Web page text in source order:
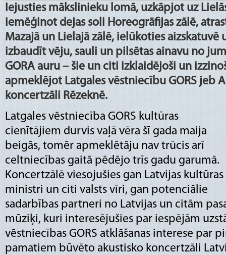
Iejusties mākslinieku lomā, uzkāpjot uz
iemēģinot dejas soli Horeogrāfijas zālē,
Mazajā un Lielajā zālē, ielūkoties aizskatuvē
izbaudīt vēju, sauli un pilsētas ainavu no
GORA auru – šie un citi izklaidējoši un
apmeklējot Latgales vēstniecību GORS jeb
koncertzāli Rēzeknē.
Latgales vēstniecība GORS kultūras
cienītājiem durvis vaļā vēra šī gada maija
beigās, tomēr apmeklētāju nav trūcis arī
celtniecības gaitā pēdējo trīs gadu garumā.
Koncertzālē viesojušies gan Latvijas kultūras
ministri un citi valsts vīri, gan potenciālie
sadarbības partneri no Latvijas un citām
mūziķi, kuri interesējušies par iespējām
vēstniecības GORS atklāšanas interese par
pamatiem būvēto akustisko koncertzāli